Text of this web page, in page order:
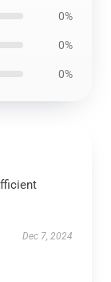
0%
0%
0%
Dec 7, 2024